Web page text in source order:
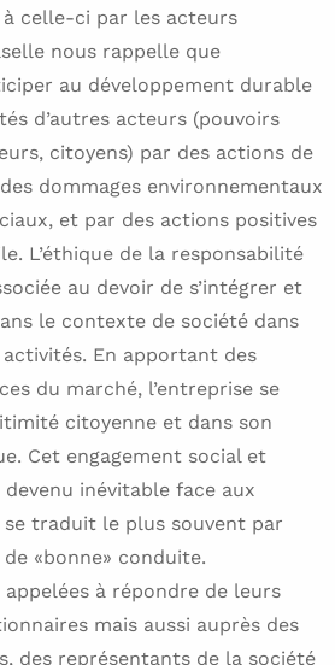
à celle-ci par les acteurs
nous rappelle que
au développement durable
d’autres acteurs (pouvoirs
citoyens) par des actions de
dommages environnementaux
et par des actions positives
L’éthique de la responsabilité
au devoir de s’intégrer et
le contexte de société dans
En apportant des
du marché, l’entreprise se
citoyenne et dans son
Cet engagement social et
inévitable face aux
se traduit le plus souvent par
de «bonne» conduite.
à répondre de leurs
mais aussi auprès des
des représentants de la société